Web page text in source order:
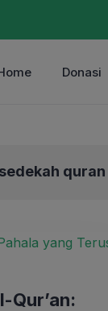
Donasi
sedekah
Qur’an: